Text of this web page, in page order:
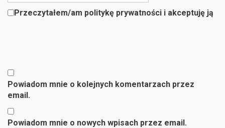
Przeczytałem/am politykę prywatności i akceptuję ją
Powiadom mnie o kolejnych komentarzach przez
email.
Powiadom mnie o nowych wpisach przez email.